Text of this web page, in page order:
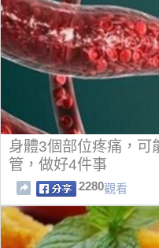
身體3個部位疼痛，可
管，做好4件事
2280觀看